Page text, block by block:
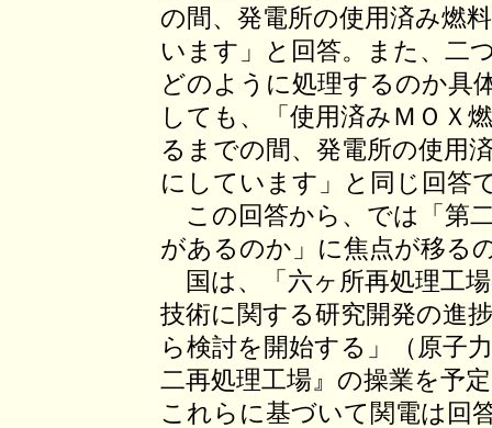
の間、発電所の使用済み燃
います」と回答。また、二
どのように処理するのか具
しても、「使用済みＭＯＸ
るまでの間、発電所の使用
にしています」と同じ回答
この回答から、では「第
があるのか」に焦点が移る
国は、「六ヶ所再処理工
技術に関する研究開発の進
ら検討を開始する」（原子
二再処理工場』の操業を予
これらに基づいて関電は回